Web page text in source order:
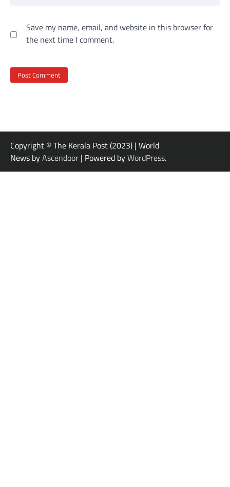
Save my name, email, and website in this browser for
the next time I comment.
Copyright © The Kerala Post (2023) | World
News byAscendoor | Powered byWordPress.